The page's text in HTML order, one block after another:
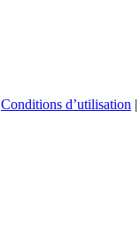
Conditions d’utilisation |